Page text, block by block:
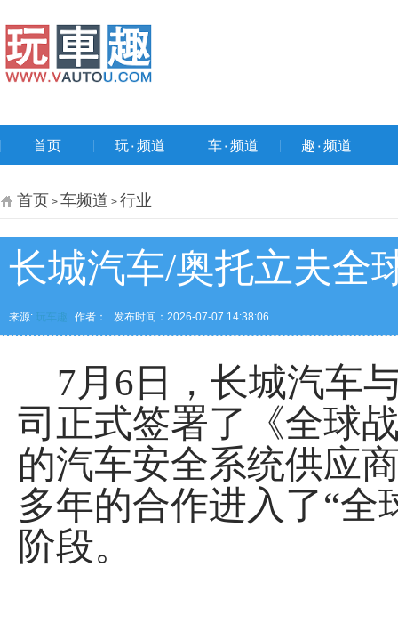
首页 玩۰频道 车۰频道 趣۰频道
首页 > 车频道 > 行业
长城汽车/奥托立夫全
来源: 玩车趣 作者： 发布时间：2026-07-07 14:38:06
7月6日，长城汽车
司正式签署了《全球
的汽车安全系统供应
多年的合作进入了“
阶段。